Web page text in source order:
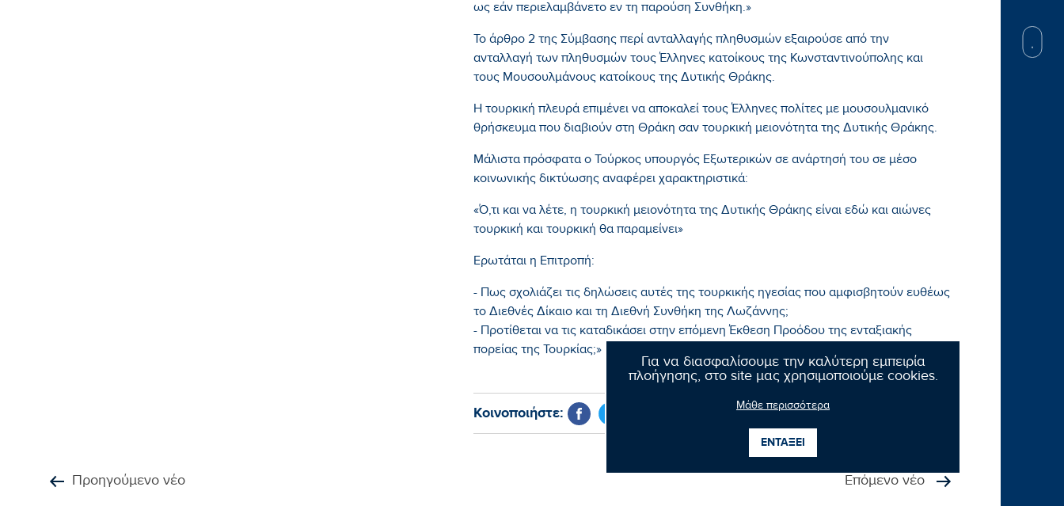
Για να διασφαλίσουμε την καλύτερη εμπειρία
πλοήγησης, στο site μας χρησιμοποιούμε cookies.
Μάθε περισσότερα
ΕΝΤΑΞΕΙ
ως εάν περιελαμβάνετο εν τη παρούση Συνθήκη.»
Το άρθρο 2 της Σύμβασης περί ανταλλαγής πληθυσμών εξαιρούσε από την
ανταλλαγή των πληθυσμών τους Έλληνες κατοίκους της Κωνσταντινούπολης και
τους Μουσουλμάνους κατοίκους της Δυτικής Θράκης.
Η τουρκική πλευρά επιμένει να αποκαλεί τους Έλληνες πολίτες με μουσουλμανικό
θρήσκευμα που διαβιούν στη Θράκη σαν τουρκική μειονότητα της Δυτικής Θράκης.
Μάλιστα πρόσφατα ο Τούρκος υπουργός Εξωτερικών σε ανάρτησή του σε μέσο
κοινωνικής δικτύωσης αναφέρει χαρακτηριστικά:
«Ό,τι και να λέτε, η τουρκική μειονότητα της Δυτικής Θράκης είναι εδώ και αιώνες
τουρκική και τουρκική θα παραμείνει»
Ερωτάται η Επιτροπή:
- Πως σχολιάζει τις δηλώσεις αυτές της τουρκικής ηγεσίας που αμφισβητούν ευθέως
το Διεθνές Δίκαιο και τη Διεθνή Συνθήκη της Λωζάννης;
- Προτίθεται να τις καταδικάσει στην επόμενη Έκθεση Προόδου της ενταξιακής
πορείας της Τουρκίας;»
Κοινοποιήστε:
Προηγούμενο νέο Επόμενο νέο